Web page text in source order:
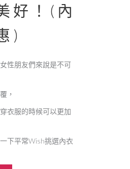
好！(內
)
性朋友們來說是不可
，
衣服的時候可以更加
下平常Wish挑選內衣